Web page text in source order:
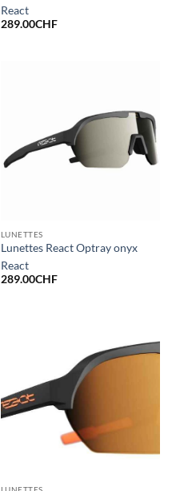
React
289.00CHF
LUNETTES
Lunettes React Optray onyx
React
289.00CHF